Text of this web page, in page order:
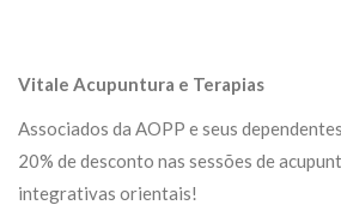
Vitale Acupuntura e Terapias
Associados da AOPP e seus
20% de desconto nas sessões de
integrativas orientais!